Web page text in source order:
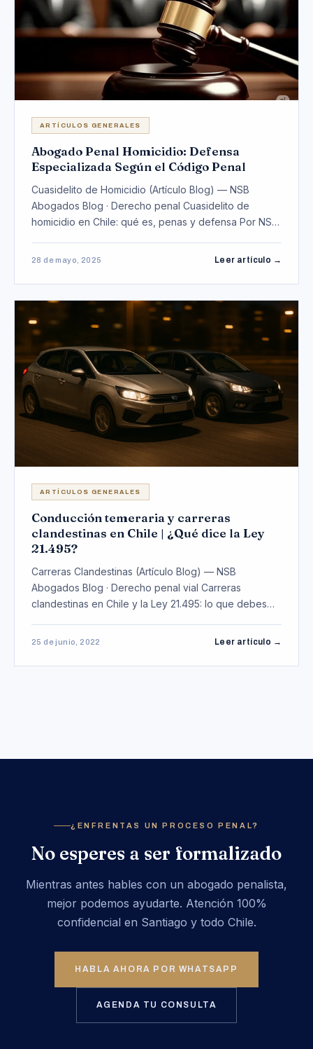
ARTÍCULOS GENERALES
Abogado Penal Homicidio: Defensa
Especializada Según el Código Penal
Cuasidelito de Homicidio (Artículo Blog) — NSB
Abogados Blog · Derecho penal Cuasidelito de
homicidio en Chile: qué es, penas y defensa Por NSB
28 de mayo, 2025 Leer artículo →
ARTÍCULOS GENERALES
Conducción temeraria y carreras
clandestinas en Chile | ¿Qué dice la Ley
21.495?
Carreras Clandestinas (Artículo Blog) — NSB
Abogados Blog · Derecho penal vial Carreras
clandestinas en Chile y la Ley 21.495: lo que debes
25 de junio, 2022 Leer artículo →
¿ENFRENTAS UN PROCESO PENAL?
No esperes a ser formalizado
Mientras antes hables con un abogado penalista,
mejor podemos ayudarte. Atención 100%
confidencial en Santiago y todo Chile.
HABLA AHORA POR WHATSAPP
AGENDA TU CONSULTA